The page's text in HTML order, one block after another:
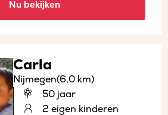
Nu bekijken
Carla
Nijmegen(6,0 km)
50 jaar
2 eigen kinderen